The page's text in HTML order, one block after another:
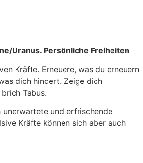
Uranus. Persönliche Freiheiten
Kräfte. Erneuere, was du erneuern
dich hindert. Zeige dich
Tabus.
unerwartete und erfrischende
Kräfte können sich aber auch